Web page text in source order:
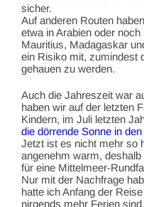
sicher.
Auf anderen Routen
etwa in Arabien oder
Mauritius, Madagaskar
ein Risiko mit, zumindest
gehauen zu werden.
Auch die Jahreszeit war
haben wir auf der letzten
Kindern, im Juli letzten
die dörrende Sonne in
Jetzt ist es nicht mehr so
angenehm warm,
für eine Mittelmeer-
Nur mit der Nachfrage
hatte ich Anfang der
nirgends mehr Ferien